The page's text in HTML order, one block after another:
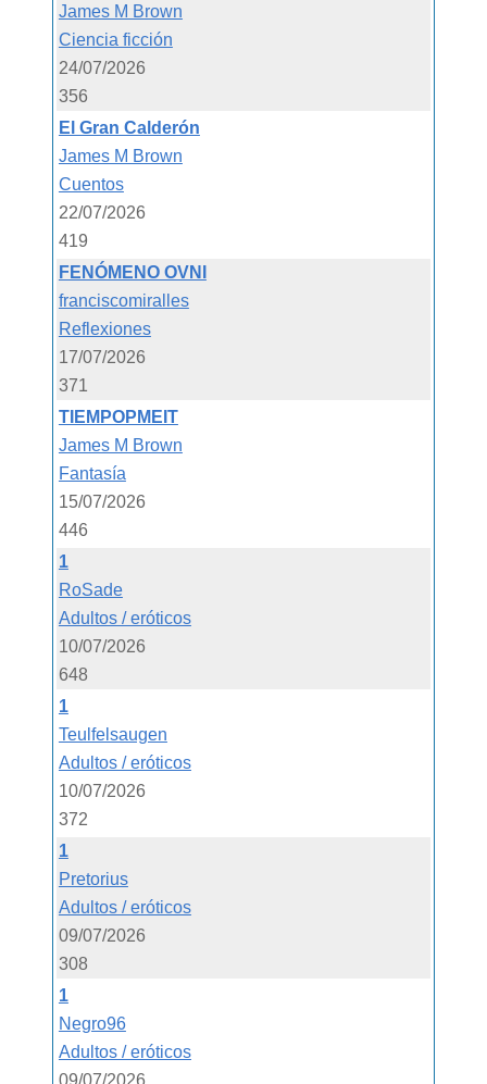
James M Brown
Ciencia ficción
24/07/2026
356
El Gran Calderón
James M Brown
Cuentos
22/07/2026
419
FENÓMENO OVNI
franciscomiralles
Reflexiones
17/07/2026
371
TIEMPOPMEIT
James M Brown
Fantasía
15/07/2026
446
1
RoSade
Adultos / eróticos
10/07/2026
648
1
Teulfelsaugen
Adultos / eróticos
10/07/2026
372
1
Pretorius
Adultos / eróticos
09/07/2026
308
1
Negro96
Adultos / eróticos
09/07/2026